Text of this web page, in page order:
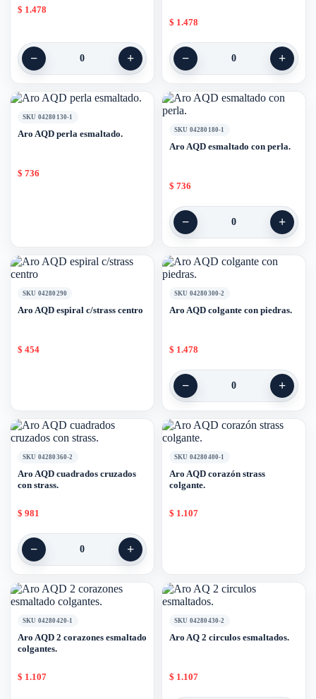
$ 1.478
− 0 +
$ 1.478
− 0 +
SKU 04280130-1
Aro AQD perla esmaltado.
$ 736
SKU 04280180-1
Aro AQD esmaltado con perla.
$ 736
− 0 +
SKU 04280290
Aro AQD espiral c/strass centro
$ 454
SKU 04280300-2
Aro AQD colgante con piedras.
$ 1.478
− 0 +
SKU 04280360-2
Aro AQD cuadrados cruzados
con strass.
$ 981
− 0 +
SKU 04280400-1
Aro AQD corazón strass
colgante.
$ 1.107
SKU 04280420-1
Aro AQD 2 corazones esmaltado
colgantes.
$ 1.107
SKU 04280430-2
Aro AQ 2 circulos esmaltados.
$ 1.107